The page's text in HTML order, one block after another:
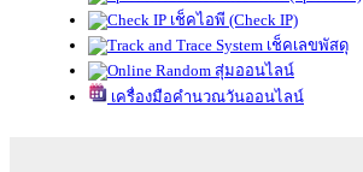
เช็คไอพี (Check IP)
เช็คเลขพัสดุ
สุ่มออนไลน์
เครื่องมือคำนวณวันออนไลน์